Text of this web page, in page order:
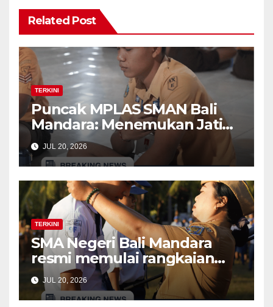
Related Post
TERKINI
Puncak MPLAS SMAN Bali
Mandara: Menemukan Jati
Diri di Balik kegiatan The
Calling (Time Capsule dan
Bonfire)
JUL 20, 2026
TERKINI
SMA Negeri Bali Mandara
resmi memulai rangkaian
kegiatan Masa Pengenalan
Lingkungan Sekolah (MPLS)
JUL 20, 2026